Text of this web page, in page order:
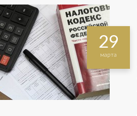
29
марта